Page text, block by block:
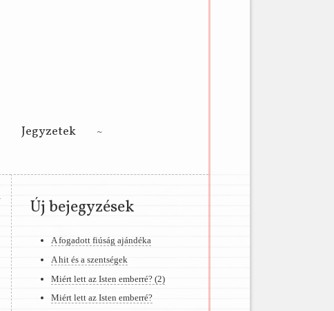
Jegyzetek
Új bejegyzések
A fogadott fiúság ajándéka
A hit és a szentségek
Miért lett az Isten emberré? (2)
Miért lett az Isten emberré?